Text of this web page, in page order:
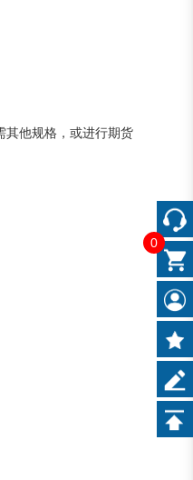
其他规格，或进行期货
0